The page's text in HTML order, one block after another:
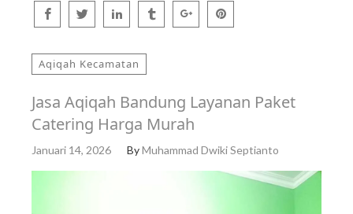
Aqiqah Kecamatan
Jasa Aqiqah Bandung Layanan Paket
Catering Harga Murah
Januari 14, 2026 ByMuhammad Dwiki Septianto